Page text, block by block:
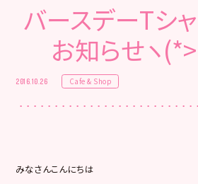
バースデーTシ
お知らせヽ
2016.10.26 Cafe & Shop
みなさんこんにちは